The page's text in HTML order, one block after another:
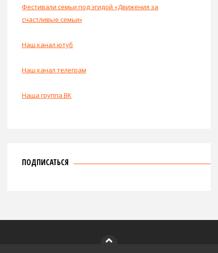
Фестивали семьи под эгидой «Движения за
счастливые семьи»
Наш канал ютуб
Наш канал телеграм
Наша группа ВК
ПОДПИСАТЬСЯ